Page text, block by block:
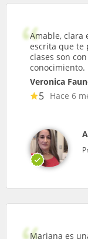
Amable, clara
escrita que te
clases son
conocimiento.
Veronica
5 Hace 6
Mariana es